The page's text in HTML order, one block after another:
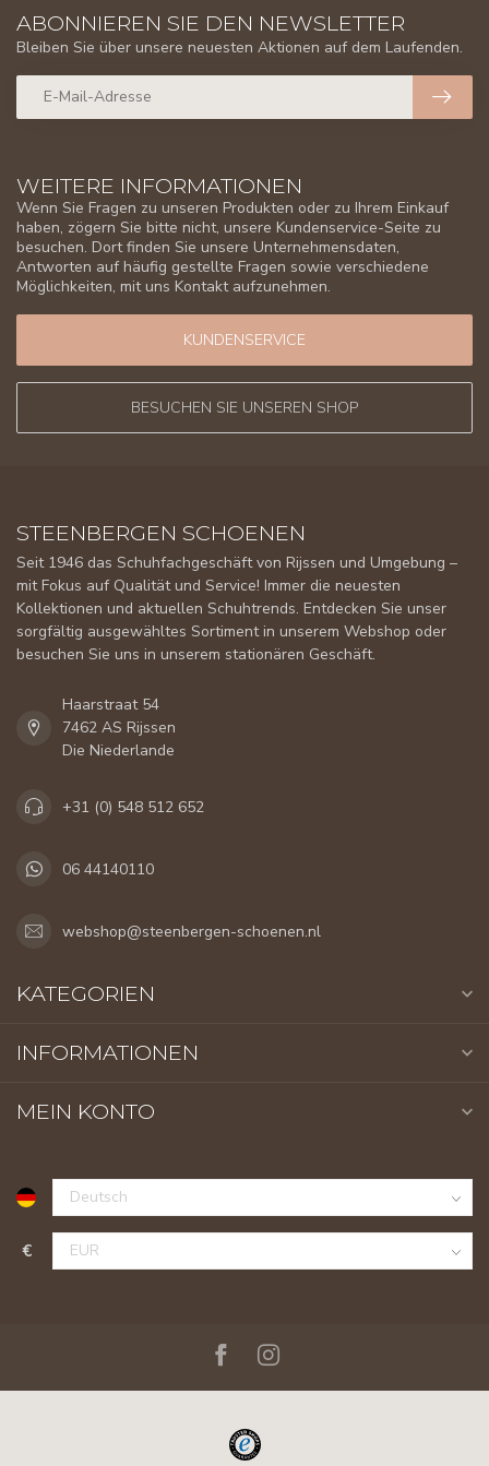
WEITERE INFORMATIONEN
Wenn Sie Fragen zu unseren Produkten oder zu Ihrem Einkauf
haben, zögern Sie bitte nicht, unsere Kundenservice-Seite zu
besuchen. Dort finden Sie unsere Unternehmensdaten,
Antworten auf häufig gestellte Fragen sowie verschiedene
Möglichkeiten, mit uns Kontakt aufzunehmen.
KUNDENSERVICE
BESUCHEN SIE UNSEREN SHOP
ABONNIEREN SIE DEN NEWSLETTER
Bleiben Sie über unsere neuesten Aktionen auf dem Laufenden.
STEENBERGEN SCHOENEN
Seit 1946 das Schuhfachgeschäft von Rijssen und Umgebung –
mit Fokus auf Qualität und Service! Immer die neuesten
Kollektionen und aktuellen Schuhtrends. Entdecken Sie unser
sorgfältig ausgewähltes Sortiment in unserem Webshop oder
besuchen Sie uns in unserem stationären Geschäft.
Haarstraat 54
7462 AS Rijssen
Die Niederlande
+31 (0) 548 512 652
06 44140110
webshop@steenbergen-schoenen.nl
KATEGORIEN
INFORMATIONEN
MEIN KONTO
€